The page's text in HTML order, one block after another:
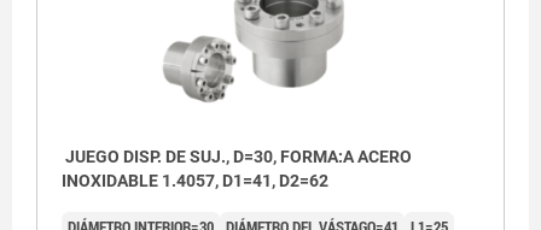
JUEGO DISP. DE SUJ., D=30, FORMA:A ACERO
INOXIDABLE 1.4057, D1=41, D2=62